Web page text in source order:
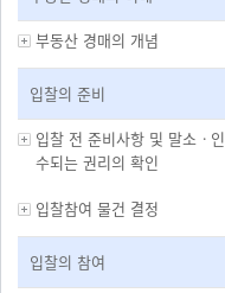
부동산 경매의 개념
입찰의 준비
입찰 전 준비사항 및 말소ㆍ인
수되는 권리의 확인
입찰참여 물건 결정
입찰의 참여